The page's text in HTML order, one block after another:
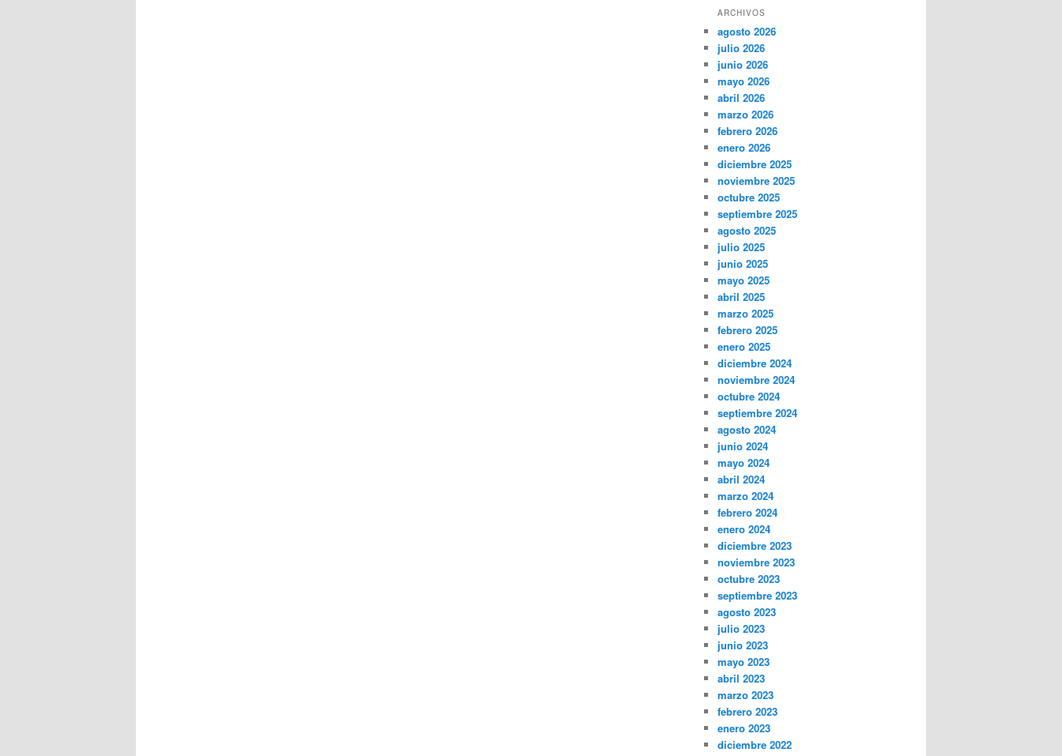
ARCHIVOS
agosto 2026
julio 2026
junio 2026
mayo 2026
abril 2026
marzo 2026
febrero 2026
enero 2026
diciembre 2025
noviembre 2025
octubre 2025
septiembre 2025
agosto 2025
julio 2025
junio 2025
mayo 2025
abril 2025
marzo 2025
febrero 2025
enero 2025
diciembre 2024
noviembre 2024
octubre 2024
septiembre 2024
agosto 2024
junio 2024
mayo 2024
abril 2024
marzo 2024
febrero 2024
enero 2024
diciembre 2023
noviembre 2023
octubre 2023
septiembre 2023
agosto 2023
julio 2023
junio 2023
mayo 2023
abril 2023
marzo 2023
febrero 2023
enero 2023
diciembre 2022